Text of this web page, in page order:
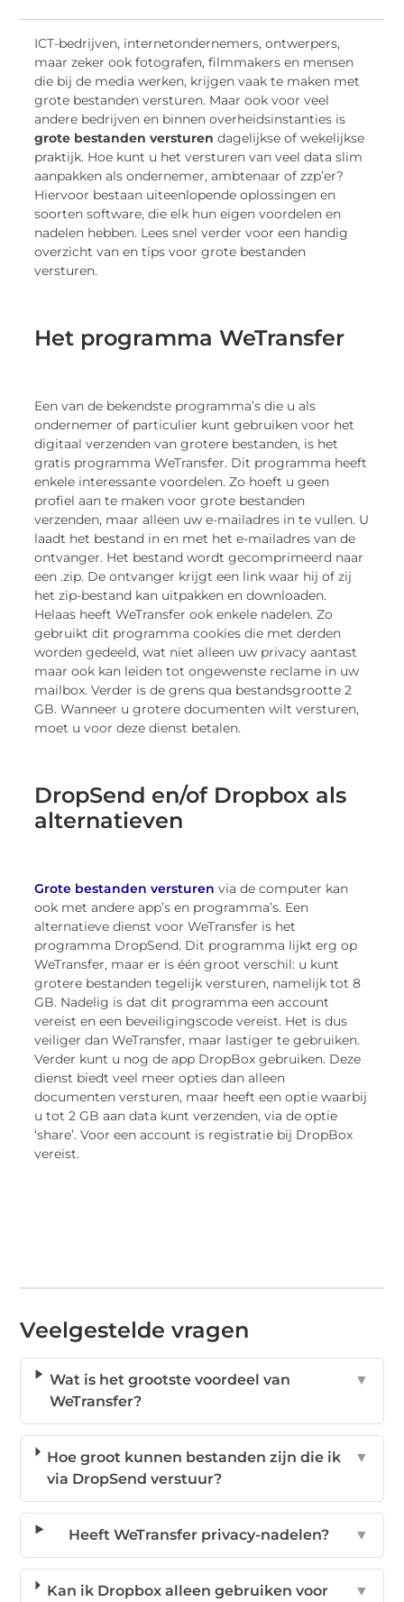
ICT-bedrijven, internetondernemers, ontwerpers,
maar zeker ook fotografen, filmmakers en mensen
die bij de media werken, krijgen vaak te maken met
grote bestanden versturen. Maar ook voor veel
andere bedrijven en binnen overheidsinstanties is
grote bestanden versturendagelijkse of wekelijkse
praktijk. Hoe kunt u het versturen van veel data slim
aanpakken als ondernemer, ambtenaar of zzp’er?
Hiervoor bestaan uiteenlopende oplossingen en
soorten software, die elk hun eigen voordelen en
nadelen hebben. Lees snel verder voor een handig
overzicht van en tips voor grote bestanden
versturen.
Het programma WeTransfer
Een van de bekendste programma’s die u als
ondernemer of particulier kunt gebruiken voor het
digitaal verzenden van grotere bestanden, is het
gratis programma WeTransfer. Dit programma heeft
enkele interessante voordelen. Zo hoeft u geen
profiel aan te maken voor grote bestanden
verzenden, maar alleen uw e-mailadres in te vullen. U
laadt het bestand in en met het e-mailadres van de
ontvanger. Het bestand wordt gecomprimeerd naar
een .zip. De ontvanger krijgt een link waar hij of zij
het zip-bestand kan uitpakken en downloaden.
Helaas heeft WeTransfer ook enkele nadelen. Zo
gebruikt dit programma cookies die met derden
worden gedeeld, wat niet alleen uw privacy aantast
maar ook kan leiden tot ongewenste reclame in uw
mailbox. Verder is de grens qua bestandsgrootte 2
GB. Wanneer u grotere documenten wilt versturen,
moet u voor deze dienst betalen.
DropSend en/of Dropbox als
alternatieven
Grote bestanden versturen via de computer kan
ook met andere app’s en programma’s. Een
alternatieve dienst voor WeTransfer is het
programma DropSend. Dit programma lijkt erg op
WeTransfer, maar er is één groot verschil: u kunt
grotere bestanden tegelijk versturen, namelijk tot 8
GB. Nadelig is dat dit programma een account
vereist en een beveiligingscode vereist. Het is dus
veiliger dan WeTransfer, maar lastiger te gebruiken.
Verder kunt u nog de app DropBox gebruiken. Deze
dienst biedt veel meer opties dan alleen
documenten versturen, maar heeft een optie waarbij
u tot 2 GB aan data kunt verzenden, via de optie
‘share’. Voor een account is registratie bij DropBox
vereist.
Veelgestelde vragen
Wat is het grootste voordeel van
WeTransfer?
▼
Hoe groot kunnen bestanden zijn die ik
via DropSend verstuur?
▼
Heeft WeTransfer privacy-nadelen? ▼
Kan ik Dropbox alleen gebruiken voor ▼